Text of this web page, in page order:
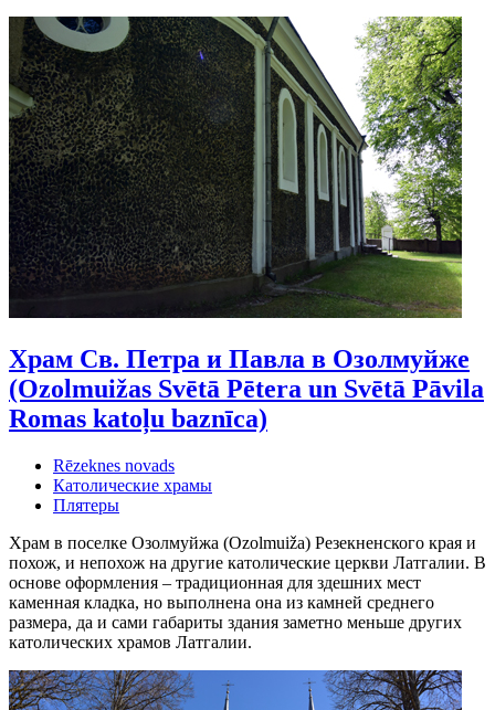
Храм Св. Петра и Павла в Озолмуйже
(Ozolmuižas Svētā Pētera un Svētā Pāvila
Romas katoļu baznīca)
Rēzeknes novads
Католические храмы
Плятеры
Храм в поселке Озолмуйжа (Ozolmuiža) Резекненского края и
похож, и непохож на другие католические церкви Латгалии. В
основе оформления – традиционная для здешних мест
каменная кладка, но выполнена она из камней среднего
размера, да и сами габариты здания заметно меньше других
католических храмов Латгалии.